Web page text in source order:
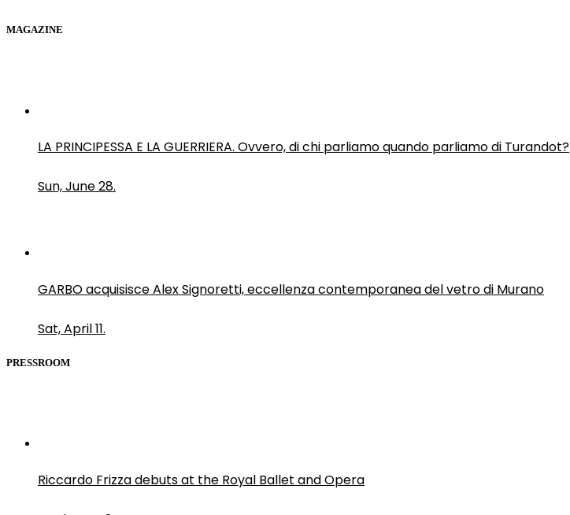
MAGAZINE
LA PRINCIPESSA E LA GUERRIERA. Ovvero, di chi parliamo quando parliamo di Turandot?
Sun, June 28.
GARBO acquisisce Alex Signoretti, eccellenza contemporanea del vetro di Murano
Sat, April 11.
PRESSROOM
Riccardo Frizza debuts at the Royal Ballet and Opera